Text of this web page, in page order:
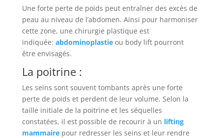
Une forte perte de poids peut entraîner des excès de
peau au niveau de l’abdomen. Ainsi pour harmoniser
cette zone, une chirurgie plastique est
indiquée: abdominoplastieou body lift pourront
être envisagés.
La poitrine :
Les seins sont souvent tombants après une forte
perte de poids et perdent de leur volume. Selon la
taille initiale de la poitrine et les séquelles
constatées, il est possible de recourir à un lifting
mammairepour redresser les seins et leur rendre